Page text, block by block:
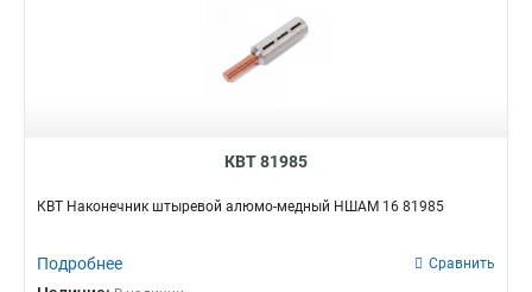
КВТ 81985
КВТ Наконечник штыревой алюмо-медный НШАМ 16 81985
Подробнее Сравнить